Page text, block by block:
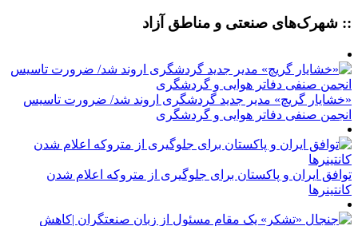
:: شهرک‌های صنعتی و مناطق آزاد
«خشایار گریچ» مدیر جدید گردشگری اروند شد/ ضرورت تاسیس
انجمن صنفی دفاتر هوایی و گردشگری
توافق ایران و پاکستان برای جلوگیری از متروکه اعلام شدن
کانتینرها